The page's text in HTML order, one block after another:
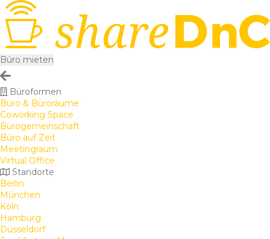
Büro mieten
Büroformen
Büro & Büroräume
Coworking Space
Bürogemeinschaft
Büro auf Zeit
Meetingraum
Virtual Office
Standorte
Berlin
München
Köln
Hamburg
Düsseldorf